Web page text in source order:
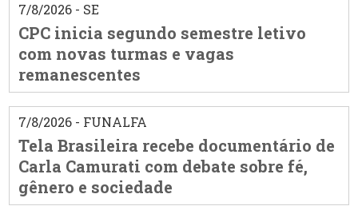
7/8/2026 - SE
CPC inicia segundo semestre letivo
com novas turmas e vagas
remanescentes
7/8/2026 - FUNALFA
Tela Brasileira recebe documentário de
Carla Camurati com debate sobre fé,
gênero e sociedade